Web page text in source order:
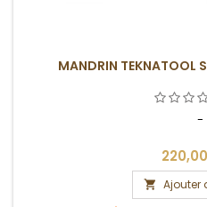
MANDRIN TEKNATOOL
-
 Ajouter